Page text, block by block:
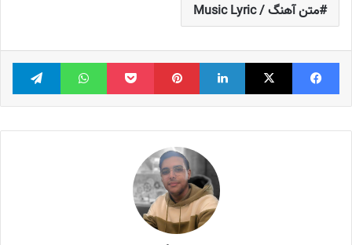
متن آهنگ / Music Lyric
فیس بوک X لینکدین ‫پین‌ترست پاکت واتس آپ